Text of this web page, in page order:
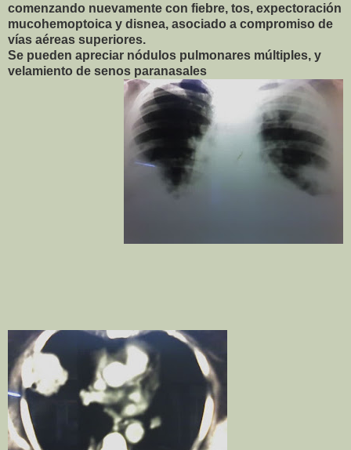
comenzando nuevamente con fiebre, tos, expectoración
mucohemoptoica y disnea, asociado a compromiso de
vías aéreas superiores.
Se pueden apreciar nódulos pulmonares múltiples, y
velamiento de senos paranasales